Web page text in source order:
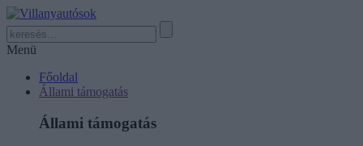
Menü
Főoldal
Állami támogatás
Állami támogatás